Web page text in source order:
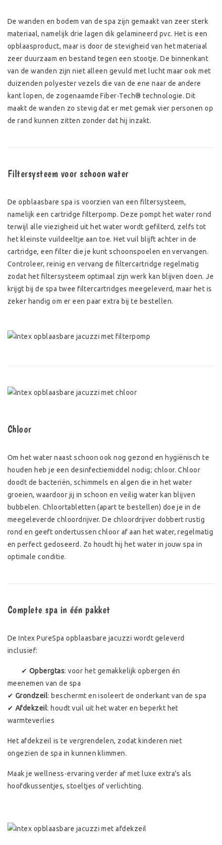
De wanden en bodem van de spa zijn gemaakt van zeer sterk
materiaal, namelijk drie lagen dik gelamineerd pvc. Het is een
opblaasproduct, maar is door de stevigheid van het materiaal
zeer duurzaam en bestand tegen een stootje. De binnenkant
van de wanden zijn niet alleen gevuld met lucht maar ook met
duizenden polyester vezels die van de ene naar de andere
kant lopen, de zogenaamde Fiber-Tech® technologie. Dit
maakt de wanden zo stevig dat er met gemak vier personen op
de rand kunnen zitten zonder dat hij inzakt.
Filtersysteem voor schoon water
De opblaasbare spa is voorzien van een filtersysteem,
namelijk een cartridge filterpomp. Deze pompt het water rond
terwijl alle viezigheid uit het water wordt gefilterd, zelfs tot
het kleinste vuildeeltje aan toe. Het vuil blijft achter in de
cartridge, een filter die je kunt schoonspoelen en vervangen.
Controleer, reinig en vervang de filtercartridge regelmatig
zodat het filtersysteem optimaal zijn werk kan blijven doen. Je
krijgt bij de spa twee filtercartridges meegeleverd, maar het is
zeker handig om er een paar extra bij te bestellen.
Chloor
Om het water naast schoon ook nog gezond en hygiënisch te
houden heb je een desinfectiemiddel nodig; chloor. Chloor
doodt de bacteriën, schimmels en algen die in het water
groeien, waardoor jij in schoon en veilig water kan blijven
bubbelen. Chloortabletten (apart te bestellen) doe je in de
meegeleverde chloordrijver. De chloordrijver dobbert rustig
rond en geeft ondertussen chloor af aan het water, regelmatig
en perfect gedoseerd. Zo houdt hij het water in jouw spa in
optimale conditie.
Complete spa in één pakket
De Intex PureSpa opblaasbare jacuzzi wordt geleverd
inclusief:
✔ Opbergtas: voor het gemakkelijk opbergen én
meenemen van de spa
✔ Grondzeil: beschermt en isoleert de onderkant van de spa
✔ Afdekzeil: houdt vuil uit het water en beperkt het
warmteverlies
Het afdekzeil is te vergrendelen, zodat kinderen niet
ongezien de spa in kunnen klimmen.
Maak je wellness-ervaring verder af met luxe extra's als
hoofdkussentjes, stoeltjes of verlichting.